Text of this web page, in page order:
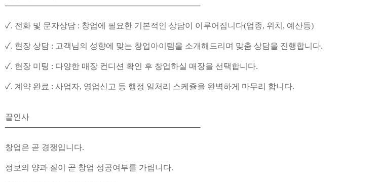
───────────────────────────────────
✓. 전화 및 문자상담 : 창업에 필요한 기본적인 상담이 이루어집니다(업종, 위치, 예산등)
✓. 현장 상담 : 고객님의 성향에 맞는 창업아이템을 소개해드리며 맞춤 상담을 진행합니다.
✓. 현장 미팅 : 다양한 매장 컨디션 확인 후 창업하실 매장을 선택합니다.
✓. 계약 완료 : 사업자, 영업신고 등 행정 일처리 스케쥴을 완벽하게 마무리 합니다.
끝인사
───────────────────────────────────
창업은 곧 경쟁입니다.
정보의 양과 질이 곧 창업 성공여부를 가립니다.